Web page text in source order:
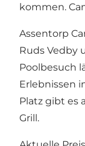
kommen.
Assentorp
Ruds Vedby
Poolbesuch
Erlebnissen
Platz gibt es
Grill.